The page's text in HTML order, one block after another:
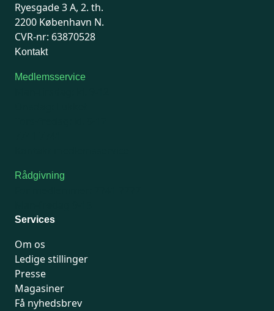
Ryesgade 3 A, 2. th.
2200 København N.
CVR-nr: 63870528
Kontakt
Medlemsservice
Rådgivning
Services
Om os
Ledige stillinger
Presse
Magasiner
Få nyhedsbrev